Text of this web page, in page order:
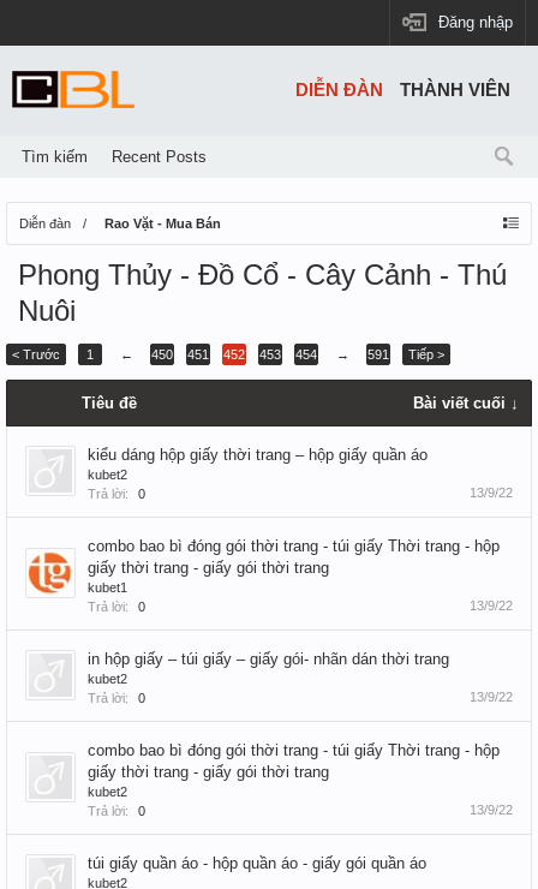
Đăng nhập
Diễn đàn Rao Vặt - Mua Bán
Phong Thủy - Đồ Cổ - Cây Cảnh - Thú
Nuôi
< Trước 1 ← 450 451 452 453 454 → 591 Tiếp >
Tiêu đề Bài viết cuối ↓
kiểu dáng hộp giấy thời trang – hộp giấy quần áo
kubet2
Trả lời:
0 13/9/22
combo bao bì đóng gói thời trang - túi giấy Thời trang - hộp
giấy thời trang - giấy gói thời trang
kubet1
Trả lời:
0 13/9/22
in hộp giấy – túi giấy – giấy gói- nhãn dán thời trang
kubet2
Trả lời:
0 13/9/22
combo bao bì đóng gói thời trang - túi giấy Thời trang - hộp
giấy thời trang - giấy gói thời trang
kubet2
Trả lời:
0 13/9/22
túi giấy quần áo - hộp quần áo - giấy gói quần áo
kubet2
DIỄN ĐÀN
Tìm kiếm Recent Posts
THÀNH VIÊN